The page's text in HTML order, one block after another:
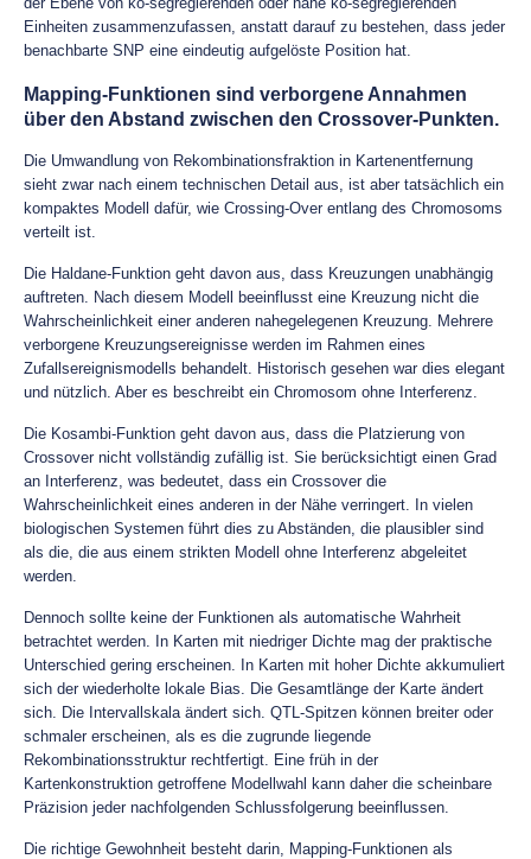
Einheiten zusammenzufassen, anstatt darauf zu bestehen, dass jeder
benachbarte SNP eine eindeutig aufgelöste Position hat.
Mapping-Funktionen sind verborgene Annahmen
über den Abstand zwischen den Crossover-Punkten.
Die Umwandlung von Rekombinationsfraktion in Kartenentfernung
sieht zwar nach einem technischen Detail aus, ist aber tatsächlich ein
kompaktes Modell dafür, wie Crossing-Over entlang des Chromosoms
verteilt ist.
Die Haldane-Funktion geht davon aus, dass Kreuzungen unabhängig
auftreten. Nach diesem Modell beeinflusst eine Kreuzung nicht die
Wahrscheinlichkeit einer anderen nahegelegenen Kreuzung. Mehrere
verborgene Kreuzungsereignisse werden im Rahmen eines
Zufallsereignismodells behandelt. Historisch gesehen war dies elegant
und nützlich. Aber es beschreibt ein Chromosom ohne Interferenz.
Die Kosambi-Funktion geht davon aus, dass die Platzierung von
Crossover nicht vollständig zufällig ist. Sie berücksichtigt einen Grad
an Interferenz, was bedeutet, dass ein Crossover die
Wahrscheinlichkeit eines anderen in der Nähe verringert. In vielen
biologischen Systemen führt dies zu Abständen, die plausibler sind
als die, die aus einem strikten Modell ohne Interferenz abgeleitet
werden.
Dennoch sollte keine der Funktionen als automatische Wahrheit
betrachtet werden. In Karten mit niedriger Dichte mag der praktische
Unterschied gering erscheinen. In Karten mit hoher Dichte akkumuliert
sich der wiederholte lokale Bias. Die Gesamtlänge der Karte ändert
sich. Die Intervallskala ändert sich. QTL-Spitzen können breiter oder
schmaler erscheinen, als es die zugrunde liegende
Rekombinationsstruktur rechtfertigt. Eine früh in der
Kartenkonstruktion getroffene Modellwahl kann daher die scheinbare
Präzision jeder nachfolgenden Schlussfolgerung beeinflussen.
Die richtige Gewohnheit besteht darin, Mapping-Funktionen als